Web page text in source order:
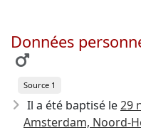
Données
Source 1
Il a été baptisé le29
Amsterdam, Noord-